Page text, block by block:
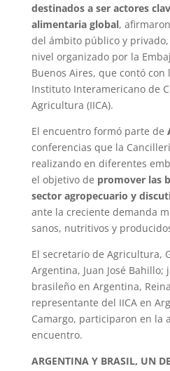
destinados a ser actores
alimentaria global,
del ámbito público y
nivel organizado por la
Buenos Aires, que contó
Instituto Interamericano de
Agricultura (IICA).
El encuentro formó parte de
conferencias que la
realizando en diferentes
el objetivo de promover las
sector agropecuario y
ante la creciente demanda
sanos, nutritivos y
El secretario de Agricultura,
Argentina, Juan José
brasileño en Argentina,
representante del IICA en
Camargo, participaron en la
encuentro.
ARGENTINA Y BRASIL, UN